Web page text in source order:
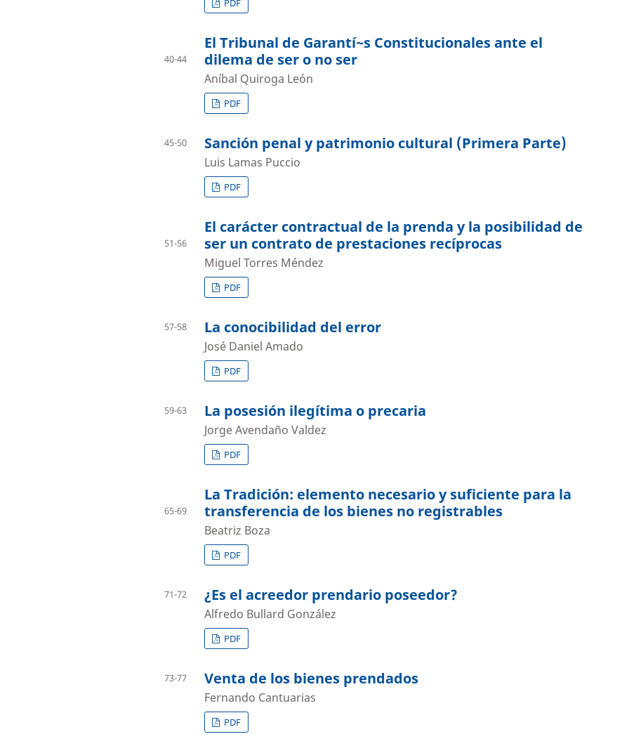
PDF
El Tribunal de Garantí~s Constitucionales ante el
dilema de ser o no ser
Aníbal Quiroga León
40-44
PDF
Sanción penal y patrimonio cultural (Primera Parte)
Luis Lamas Puccio
45-50
PDF
El carácter contractual de la prenda y la posibilidad de
ser un contrato de prestaciones recíprocas
Miguel Torres Méndez
51-56
PDF
La conocibilidad del error
José Daniel Amado
57-58
PDF
La posesión ilegítima o precaria
Jorge Avendaño Valdez
59-63
PDF
La Tradición: elemento necesario y suficiente para la
transferencia de los bienes no registrables
Beatriz Boza
65-69
PDF
¿Es el acreedor prendario poseedor?
Alfredo Bullard González
71-72
PDF
Venta de los bienes prendados
Fernando Cantuarias
73-77
PDF